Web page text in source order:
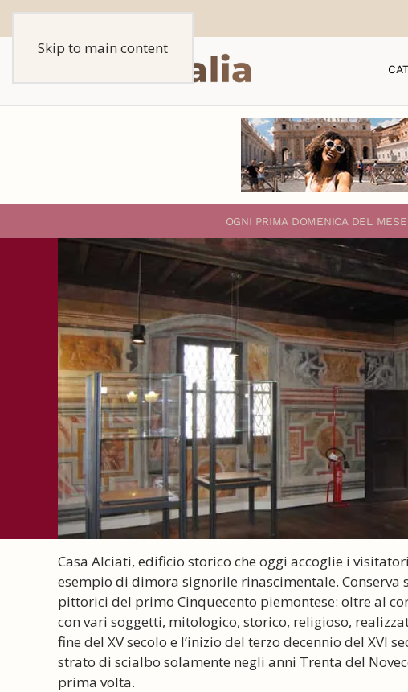
Skip to main content
OGNI PRIMA DOMENICA DEL
Casa Alciati, edificio storico che oggi accoglie i
esempio di dimora signorile rinascimentale.
pittorici del primo Cinquecento piemontese: oltre al
con vari soggetti, mitologico, storico, religioso,
fine del XV secolo e l’inizio del terzo decennio del XVI
strato di scialbo solamente negli anni Trenta del
prima volta.